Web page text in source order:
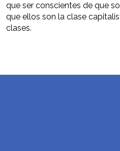
que ser conscientes de que
que ellos son la clase
clases.